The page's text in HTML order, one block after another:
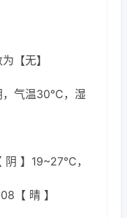
【无】
，气温30℃，湿
阴 】19~27℃，
【 晴 】